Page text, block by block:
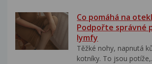
Co pomáhá na
Podpořte správné
lymfy
Těžké nohy, napnutá
kotníky. To jsou